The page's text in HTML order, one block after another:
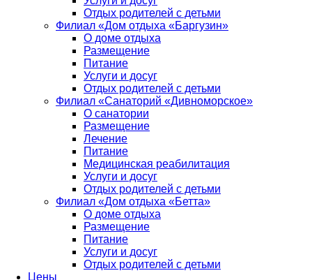
Отдых родителей с детьми
Филиал «Дом отдыха «Баргузин»
О доме отдыха
Размещение
Питание
Услуги и досуг
Отдых родителей с детьми
Филиал «Санаторий «Дивноморское»
О санатории
Размещение
Лечение
Питание
Медицинская реабилитация
Услуги и досуг
Отдых родителей с детьми
Филиал «Дом отдыха «Бетта»
О доме отдыха
Размещение
Питание
Услуги и досуг
Отдых родителей с детьми
Цены